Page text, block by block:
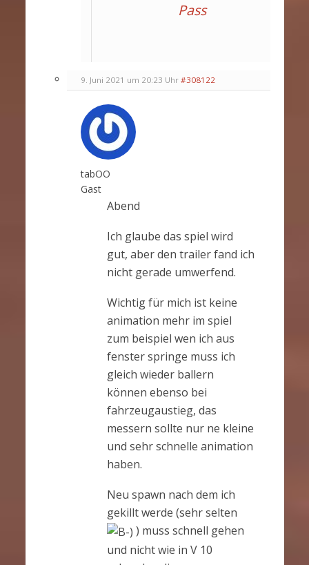
Pass
9. Juni 2021 um 20:23 Uhr #308122
tabOO
Gast
Abend
Ich glaube das spiel wird
gut, aber den trailer fand ich
nicht gerade umwerfend.
Wichtig für mich ist keine
animation mehr im spiel
zum beispiel wen ich aus
fenster springe muss ich
gleich wieder ballern
können ebenso bei
fahrzeugaustieg, das
messern sollte nur ne kleine
und sehr schnelle animation
haben.
Neu spawn nach dem ich
gekillt werde (sehr selten
) muss schnell gehen
und nicht wie in V 10